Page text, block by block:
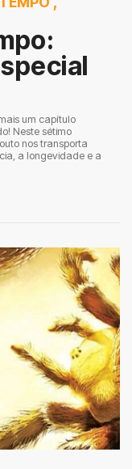
um capítulo
Neste sétimo
nos transporta
a longevidade e a